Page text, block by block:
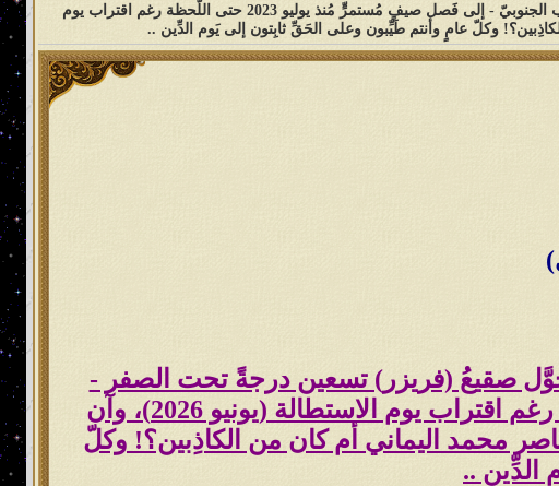
يا معشَر البشَر، لقد انقضت ثلاث حِجَجٍ منذ إعلان حَدَث المُستَحيل علميًّا: أن يتحوَّل صقيعُ (فريزر) تسعين درجةً تحت الصفر - شتاء ليل الُقطب الجنوبيّ - إلى فَصل صيفٍ مُستمرٍّ مُنذ يوليو 2023 حتى اللّحظة رغم اقتراب يوم
صقيعُ (فريزر) تسعين درجةً تحت الصفر -
شتاء ليل الُقطب الجنوبيّ - إلى فَصل صيفٍ مُستمرٍّ مُنذ يوليو 2023 حتى اللّحظة رغم اقتراب يوم الاستطالة (يونيو 2026)، وآن
محمد اليماني أم كان من الكاذِبين؟! وكلّ
الدِّين ..